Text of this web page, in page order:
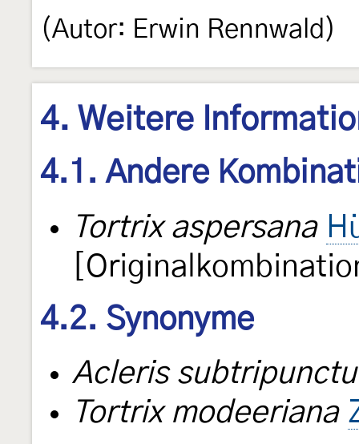
(Autor: Erwin Rennwald)
4. Weitere
4.1. Andere
Tortrix aspersana
4.2. Synonyme
Acleris
Tortrix modeeriana